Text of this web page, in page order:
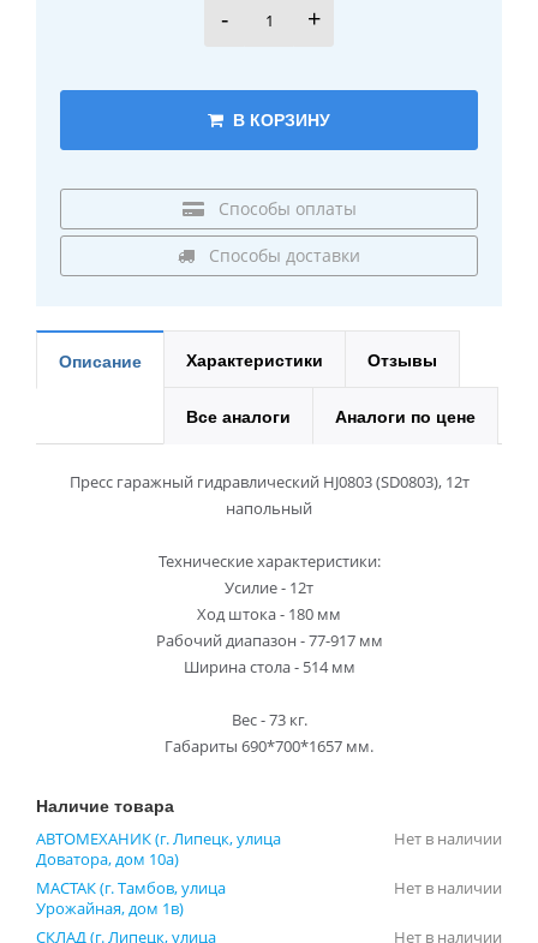
- +
В КОРЗИНУ
Способы оплаты
Способы доставки
Описание Характеристики Отзывы
Все аналоги Аналоги по цене
Пресс гаражный гидравлический HJ0803 (SD0803), 12т
напольный
Технические характеристики:
Усилие - 12т
Ход штока - 180 мм
Рабочий диапазон - 77-917 мм
Ширина стола - 514 мм
Вес - 73 кг.
Габариты 690*700*1657 мм.
Наличие товара
АВТОМЕХАНИК (г. Липецк, улица
Доватора, дом 10а)
Нет в наличии
МАСТАК (г. Тамбов, улица
Урожайная, дом 1в)
Нет в наличии
СКЛАД (г. Липецк, улица
Нет в наличии